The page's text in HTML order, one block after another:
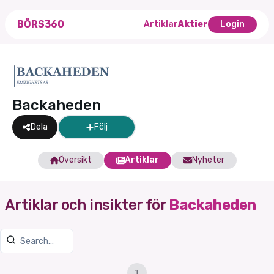
BÖRS360 ArtiklarAktier Login
Backaheden
Dela Följ
Översikt Artiklar Nyheter
Artiklar och insikter för Backaheden